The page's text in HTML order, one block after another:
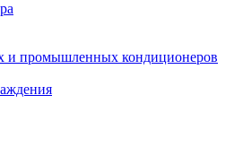
и промышленных кондиционеров